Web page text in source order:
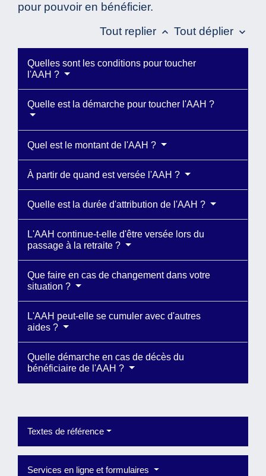
pour pouvoir en bénéficier.
Tout replier keyboard_arrow_up Tout déplier keyboard_arrow_down
Quelles sont les conditions pour toucher
l'AAH ?
Quelle est la démarche pour toucher l'AAH ?
Quel est le montant de l'AAH ?
À partir de quand est versée l'AAH ?
Quelle est la durée d'attribution de l'AAH ?
L'AAH continue-t-elle d'être versée lors du
passage à la retraite ?
Que faire en cas de changement dans votre
situation ?
L'AAH peut-elle se cumuler avec d'autres
aides ?
Quelle démarche en cas de décès du
bénéficiaire de l'AAH ?
Textes de référence
Services en ligne et formulaires